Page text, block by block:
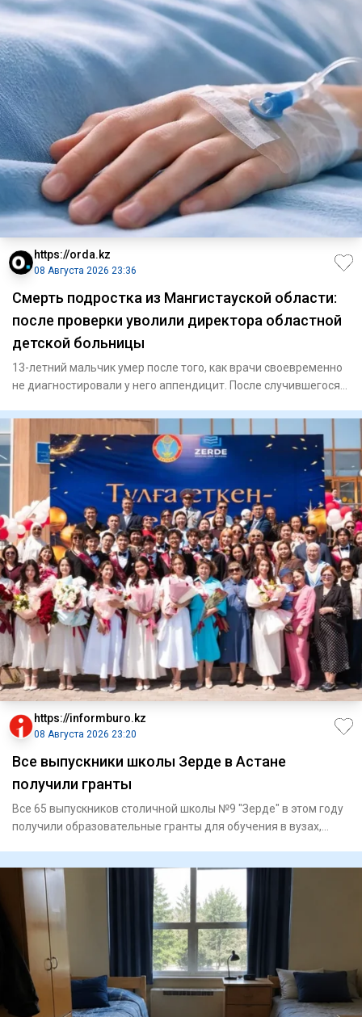
https://orda.kz
08 Августа 2026 23:36
Смерть подростка из Мангистауской области:
после проверки уволили директора областной
детской больницы
13-летний мальчик умер после того, как врачи своевременно
не диагностировали у него аппендицит. После случившегося
https://informburo.kz
08 Августа 2026 23:20
Все выпускники школы Зерде в Астане
получили гранты
Все 65 выпускников столичной школы №9 "Зерде" в этом году
получили образовательные гранты для обучения в вузах,